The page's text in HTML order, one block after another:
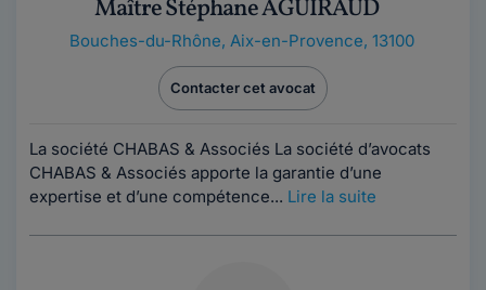
Maître Stéphane AGUIRAUD
Bouches-du-Rhône, Aix-en-Provence, 13100
Contacter cet avocat
La société CHABAS & Associés La société d’avocats
CHABAS & Associés apporte la garantie d’une
expertise et d’une compétence... Lire la suite